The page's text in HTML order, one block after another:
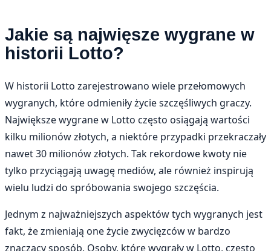
Jakie są najwięsze wygrane w
historii Lotto?
W historii Lotto zarejestrowano wiele przełomowych
wygranych, które odmieniły życie szczęśliwych graczy.
Największe wygrane w Lotto często osiągają wartości
kilku milionów złotych, a niektóre przypadki przekraczały
nawet 30 milionów złotych. Tak rekordowe kwoty nie
tylko przyciągają uwagę mediów, ale również inspirują
wielu ludzi do spróbowania swojego szczęścia.
Jednym z najważniejszych aspektów tych wygranych jest
fakt, że zmieniają one życie zwycięzców w bardzo
znaczący sposób. Osoby, które wygrały w Lotto, często